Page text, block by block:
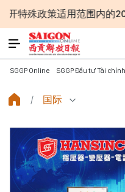
围内的2027年APEC领导
SGGP Online SGGP Đầu tư Tài chính
国际